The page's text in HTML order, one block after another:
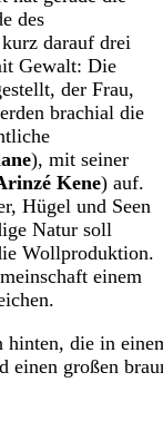
des
darauf drei
Gewalt: Die
der Frau,
brachial die
), mit seiner
Kene) auf.
Hügel und Seen
Natur soll
Wollproduktion.
einem